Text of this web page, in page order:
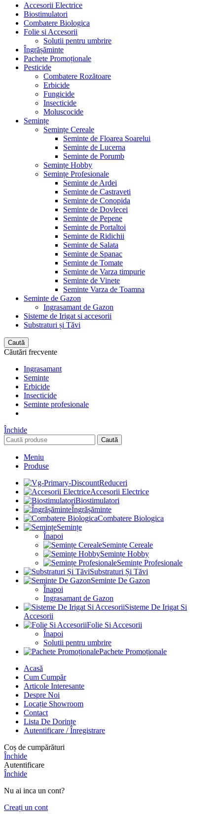
Accesorii Electrice
Biostimulatori
Combatere Biologica
Folie si Accesorii
Solutii pentru umbrire
Îngrășăminte
Pachete Promoționale
Pesticide
Combatere Rozătoare
Erbicide
Fungicide
Insecticide
Moluscocide
Semințe
Semințe Cereale
Seminte de Floarea Soarelui
Seminte de Lucerna
Seminte de Porumb
Semințe Hobby
Semințe Profesionale
Seminte de Ardei
Seminte de Castraveti
Seminte de Conopida
Seminte de Dovlecei
Seminte de Pepene
Seminte de Portaltoi
Seminte de Ridichii
Seminte de Salata
Seminte de Spanac
Seminte de Tomate
Seminte de Varza timpurie
Seminte de Vinete
Seminte Varza de Toamna
Seminte de Gazon
Ingrasamant de Gazon
Sisteme de Irigat si accesorii
Substraturi și Tăvi
Caută
Căutări frecvente
Ingrasamant
Seminte
Erbicide
Insecticide
Seminte profesionale
Închide
Caută
Meniu
Produse
Reduceri
Accesorii Electrice
Biostimulatori
Îngrășăminte
Combatere Biologica
Semințe
Înapoi
Semințe Cereale
Semințe Hobby
Semințe Profesionale
Substraturi Și Tăvi
Seminte De Gazon
Înapoi
Ingrasamant de Gazon
Sisteme De Irigat Si
Accesorii
Folie Si Accesorii
Înapoi
Solutii pentru umbrire
Pachete Promoționale
Acasă
Cum Cumpăr
Articole Interesante
Despre Noi
Locație Showroom
Contact
Lista De Dorințe
Autentificare / Înregistrare
Coș de cumpărături
Închide
Autentificare
Închide
Nu ai inca un cont?
Creați un cont